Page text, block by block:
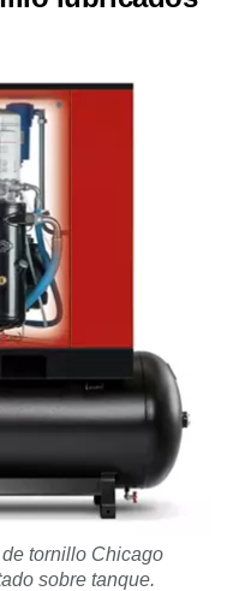
tornillo Chicago
sobre tanque.